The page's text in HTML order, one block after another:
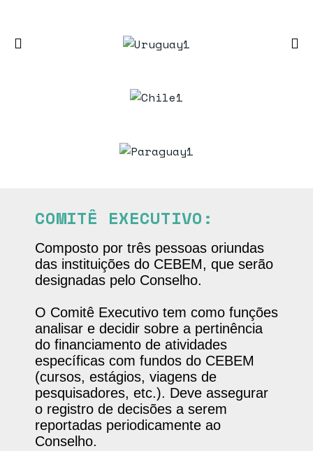
COMITÊ EXECUTIVO:
Composto por três pessoas oriundas
das instituições do CEBEM, que serão
designadas pelo Conselho.
O Comitê Executivo tem como funções
analisar e decidir sobre a pertinência
do financiamento de atividades
específicas com fundos do CEBEM
(cursos, estágios, viagens de
pesquisadores, etc.). Deve assegurar
o registro de decisões a serem
reportadas periodicamente ao
Conselho.